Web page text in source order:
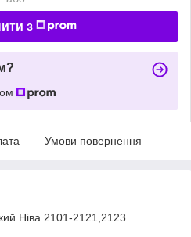
з
Умови повернення
Ніва 2101-2121,2123